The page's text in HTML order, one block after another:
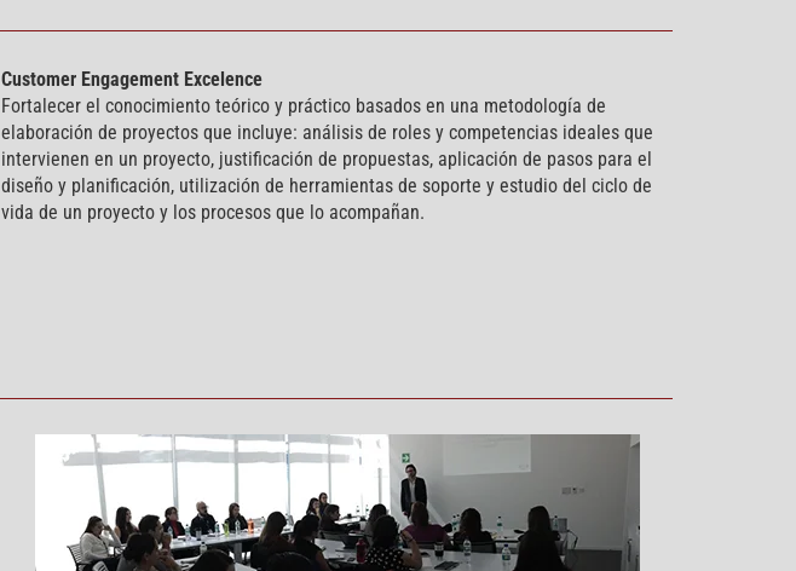
Customer Engagement Excelence
Fortalecer el conocimiento teórico y práctico basados en una metodología de
elaboración de proyectos que incluye: análisis de roles y competencias ideales que
intervienen en un proyecto, justificación de propuestas, aplicación de pasos para el
diseño y planificación, utilización de herramientas de soporte y estudio del ciclo de
vida de un proyecto y los procesos que lo acompañan.